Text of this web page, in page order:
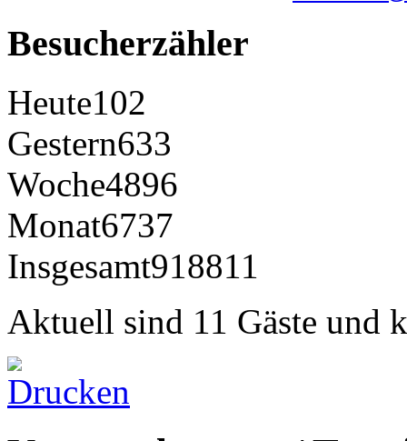
Besucherzähler
Heute102
Gestern633
Woche4896
Monat6737
Insgesamt918811
Aktuell sind 11 Gäste und